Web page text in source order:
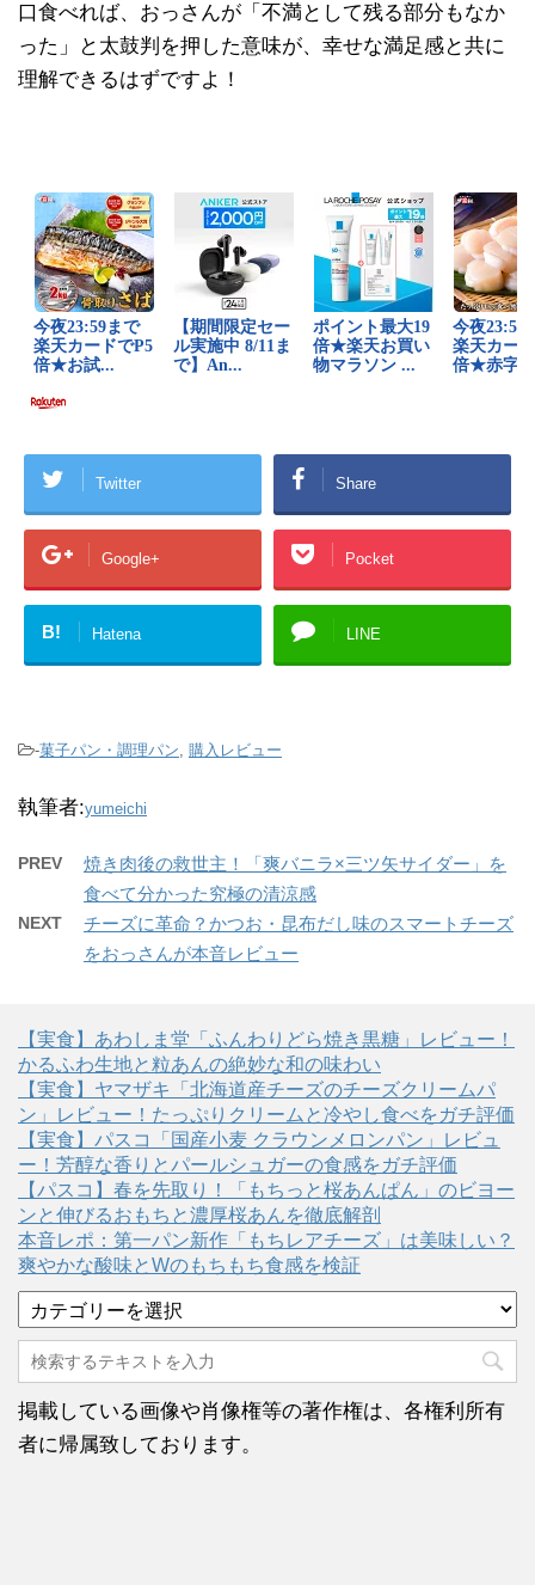
口食べれば、おっさんが「不満として残る部分もなか
った」と太鼓判を押した意味が、幸せな満足感と共に
理解できるはずですよ！
Twitter Share
Google+ Pocket
B! Hatena LINE
-菓子パン・調理パン, 購入レビュー
執筆者:yumeichi
PREV
焼き肉後の救世主！「爽バニラ×三ツ矢サイダー」を
食べて分かった究極の清涼感
NEXT
チーズに革命？かつお・昆布だし味のスマートチーズ
をおっさんが本音レビュー
【実食】あわしま堂「ふんわりどら焼き黒糖」レビュー！
かるふわ生地と粒あんの絶妙な和の味わい
【実食】ヤマザキ「北海道産チーズのチーズクリームパ
ン」レビュー！たっぷりクリームと冷やし食べをガチ評価
【実食】パスコ「国産小麦 クラウンメロンパン」レビュ
ー！芳醇な香りとパールシュガーの食感をガチ評価
【パスコ】春を先取り！「もちっと桜あんぱん」のビヨー
ンと伸びるおもちと濃厚桜あんを徹底解剖
本音レポ：第一パン新作「もちレアチーズ」は美味しい？
爽やかな酸味とWのもちもち食感を検証
テ
ゴ
リ
ー
掲載している画像や肖像権等の著作権は、各権利所有
者に帰属致しております。